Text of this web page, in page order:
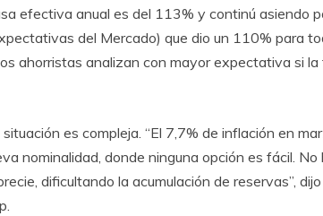
efectiva anual es del 113% y continú asiendo
del Mercado) que dio un 110% para
ahorristas analizan con mayor expectativa si
situación es compleja. “El 7,7% de inflación en
nominalidad, donde ninguna opción es fácil. No
dificultando la acumulación de reservas”,